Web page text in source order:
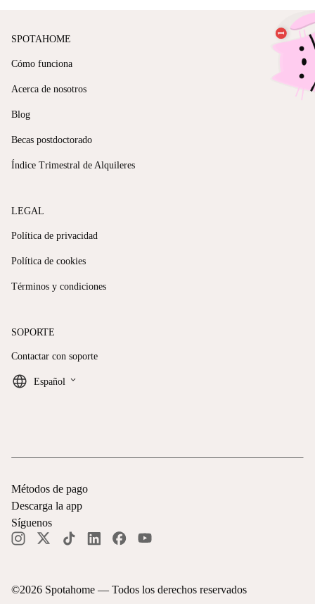
SPOTAHOME
Cómo funciona
Acerca de nosotros
Blog
Becas postdoctorado
Índice Trimestral de Alquileres
LEGAL
Política de privacidad
Política de cookies
Términos y condiciones
SOPORTE
Contactar con soporte
Español keyboard_arrow_down
©2026 Spotahome — Todos los derechos reservados
Métodos de pago
Descarga la app
Síguenos